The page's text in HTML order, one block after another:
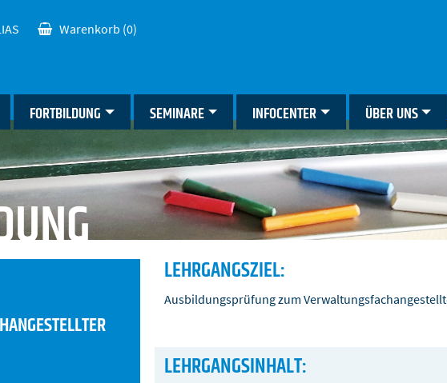
Warenkorb (0)
FORTBILDUNG SEMINARE INFOCENTER ÜBER UNS
LEHRGANGSZIEL:
Ausbildungsprüfung zum
LEHRGANGSINHALT: